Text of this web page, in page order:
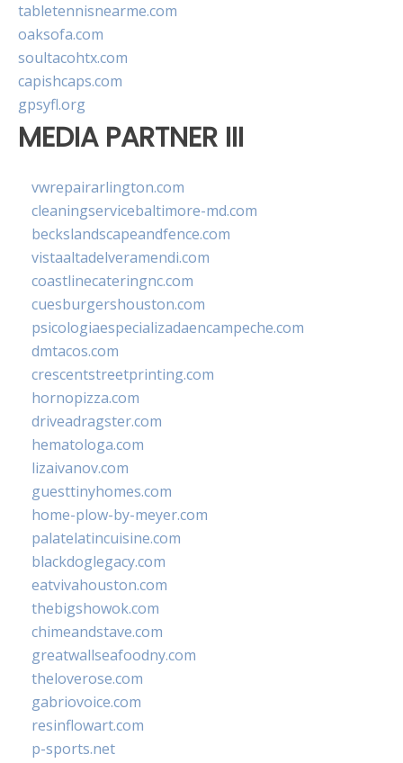
tabletennisnearme.com
oaksofa.com
soultacohtx.com
capishcaps.com
gpsyfl.org
MEDIA PARTNER III
vwrepairarlington.com
cleaningservicebaltimore-md.com
beckslandscapeandfence.com
vistaaltadelveramendi.com
coastlinecateringnc.com
cuesburgershouston.com
psicologiaespecializadaencampeche.com
dmtacos.com
crescentstreetprinting.com
hornopizza.com
driveadragster.com
hematologa.com
lizaivanov.com
guesttinyhomes.com
home-plow-by-meyer.com
palatelatincuisine.com
blackdoglegacy.com
eatvivahouston.com
thebigshowok.com
chimeandstave.com
greatwallseafoodny.com
theloverose.com
gabriovoice.com
resinflowart.com
p-sports.net